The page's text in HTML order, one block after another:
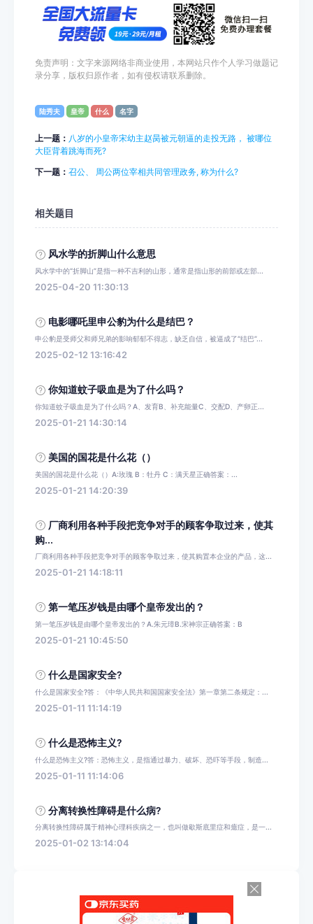
免责声明：文字来源网络非商业使用，本网站只作个人学习做题记
录分享，版权归原作者，如有侵权请联系删除。
陆秀夫 皇帝 什么 名字
上一题： 八岁的小皇帝宋幼主赵昺被元朝逼的走投无路， 被哪位
大臣背着跳海而死?
下一题： 召公、 周公两位宰相共同管理政务, 称为什么?
相关题目
风水学的折脚山什么意思
风水学中的“折脚山”是指一种不吉利的山形，通常是指山形的前部或左部...
2025-04-20 11:30:13
电影哪吒里申公豹为什么是结巴？
申公豹是受师父和师兄弟的影响郁郁不得志，缺乏自信，被逼成了“结巴”...
2025-02-12 13:16:42
你知道蚊子吸血是为了什么吗？
你知道蚊子吸血是为了什么吗？A、发育B、补充能量C、交配D、产卵正...
2025-01-21 14:30:14
美国的国花是什么花（）
美国的国花是什么花（）A:玫瑰 B：牡丹 C：满天星正确答案：...
2025-01-21 14:20:39
厂商利用各种手段把竞争对手的顾客争取过来，使其
购...
厂商利用各种手段把竞争对手的顾客争取过来，使其购置本企业的产品，这...
2025-01-21 14:18:11
第一笔压岁钱是由哪个皇帝发出的？
第一笔压岁钱是由哪个皇帝发出的？A.朱元璋B.宋神宗正确答案：B
2025-01-21 10:45:50
什么是国家安全?
什么是国家安全?答：《中华人民共和国国家安全法》第一章第二条规定：...
2025-01-11 11:14:19
什么是恐怖主义?
什么是恐怖主义?答：恐怖主义，是指通过暴力、破坏、恐吓等手段，制造...
2025-01-11 11:14:06
分离转换性障碍是什么病?
分离转换性障碍属于精神心理科疾病之一，也叫做歇斯底里症和癔症，是一...
2025-01-02 13:14:04